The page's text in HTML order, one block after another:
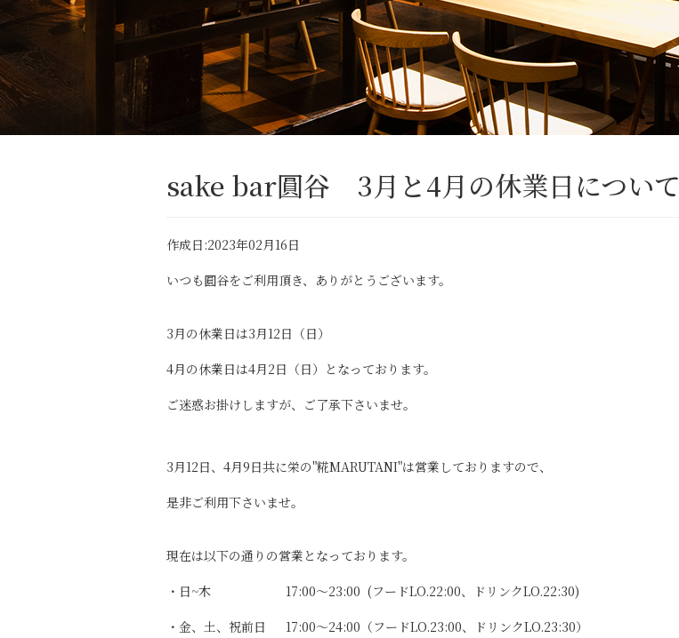
sake bar圓谷 3月と4月の休業日について
作成日:2023年02月16日
いつも圓谷をご利用頂き、ありがとうございます。
3月の休業日は3月12日（日）
4月の休業日は4月2日（日）となっております。
ご迷惑お掛けしますが、ご了承下さいませ。
3月12日、4月9日共に栄の"糀MARUTANI"は営業しておりますので、
是非ご利用下さいませ。
現在は以下の通りの営業となっております。
・日~木 17:00〜23:00 (フードLO.22:00、ドリンクLO.22:30)
・金、土、祝前日 17:00～24:00（フードLO.23:00、ドリンクLO.23:30）